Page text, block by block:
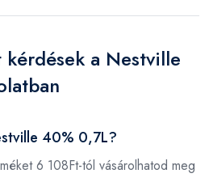
a Nestville
40% 0,7L?
6 108Ft-tól vásárolhatod meg